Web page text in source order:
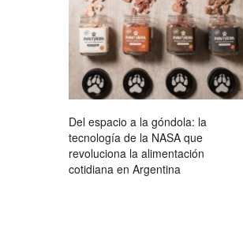
Del espacio a la góndola: la
tecnología de la NASA que
revoluciona la alimentación
cotidiana en Argentina